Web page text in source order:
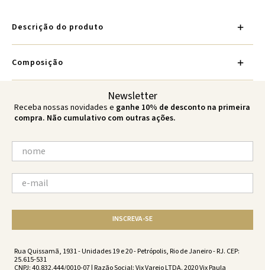
Descrição do produto
Composição
Newsletter
Receba nossas novidades e ganhe 10% de desconto na primeira
compra. Não cumulativo com outras ações.
INSCREVA-SE
Rua Quissamã, 1931 - Unidades 19 e 20 - Petrópolis, Rio de Janeiro - RJ. CEP:
25.615-531
CNPJ: 40.832.444/0010-07 | Razão Social: Vix Varejo LTDA. 2020 Vix Paula